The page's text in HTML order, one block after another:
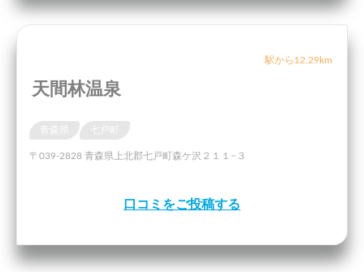
駅から12.29km
天間林温泉
青森県
〒039-2828 青森県上北郡七戸町森ケ沢２１１−３
口コミをご投稿する